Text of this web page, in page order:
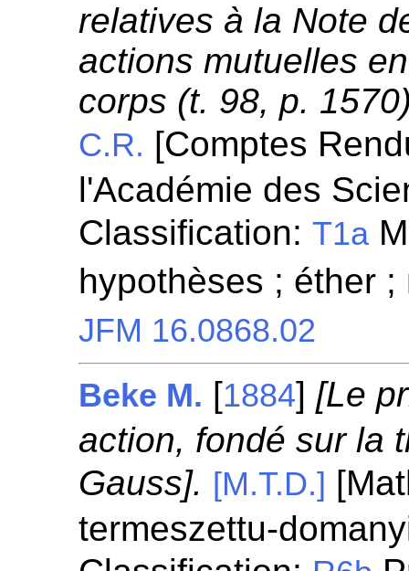
relatives à la Note
actions mutuelles
corps (t. 98, p.
C.R. [Comptes
l'Académie des
Classification:T1a
hypothèses ; éther
JFM 16.0868.02
Beke M. [1884] [Le
action, fondé sur la
Gauss]. [M.T.D.]
termeszettu-